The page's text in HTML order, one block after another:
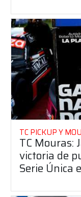
TC PICKUP Y
TC Mouras:
victoria de
Serie Única